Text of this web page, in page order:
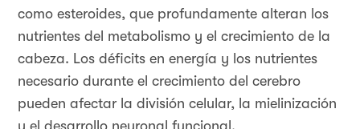
como esteroides, que profundamente alteran los
nutrientes del metabolismo y el crecimiento de la
cabeza. Los déficits en energía y los nutrientes
necesario durante el crecimiento del cerebro
pueden afectar la división celular, la mielinización
y el desarrollo neuronal funcional.